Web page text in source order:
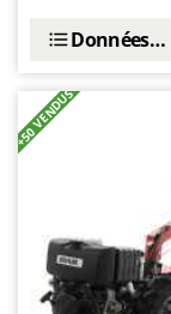
Tineco
Tornado
Trev - Abrek
Troy-Bilt
Données
+50 VENDUS